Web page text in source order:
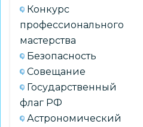
Конкурс
профессионального
мастерства
Безопасность
Совещание
Государственный
флаг РФ
Астрономический